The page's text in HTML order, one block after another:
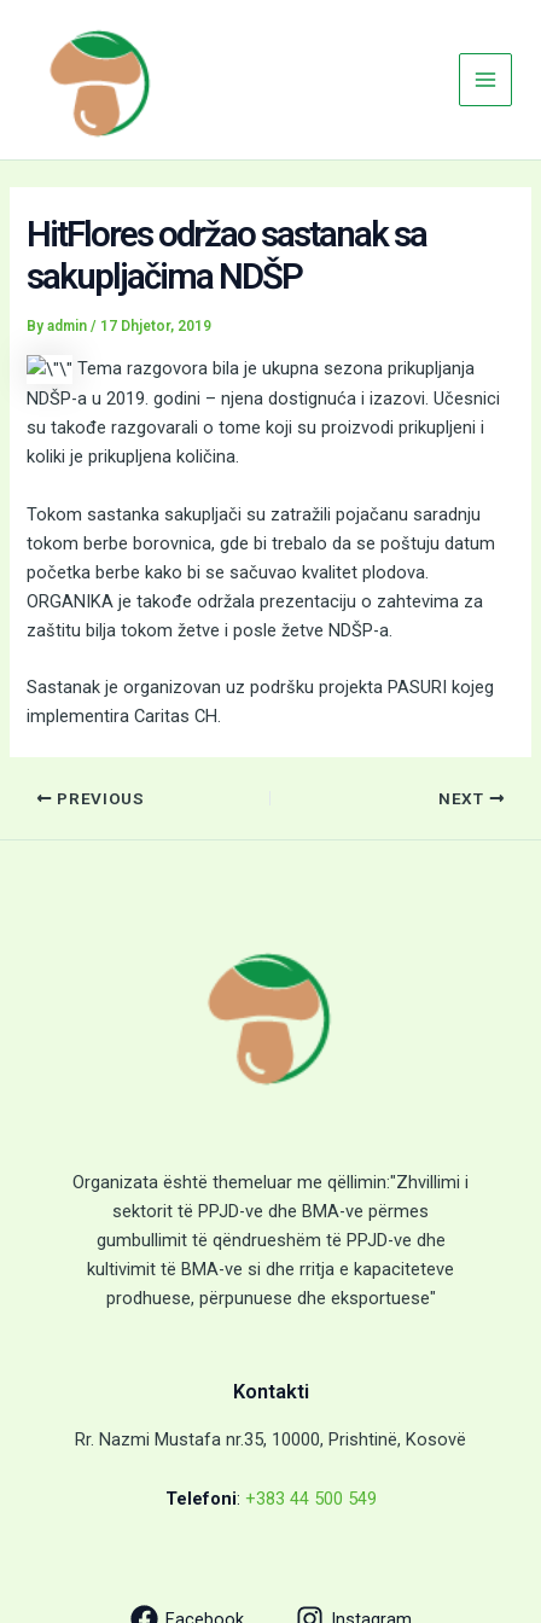
content
Menu
HitFlores održao sastanak sa
sakupljačima NDŠP
Byadmin/ 17 Dhjetor, 2019
Tema razgovora bila je ukupna sezona prikupljanja
NDŠP-a u 2019. godini – njena dostignuća i izazovi. Učesnici
su takođe razgovarali o tome koji su proizvodi prikupljeni i
koliki je prikupljena količina.
Tokom sastanka sakupljači su zatražili pojačanu saradnju
tokom berbe borovnica, gde bi trebalo da se poštuju datum
početka berbe kako bi se sačuvao kvalitet plodova.
ORGANIKA je takođe održala prezentaciju o zahtevima za
zaštitu bilja tokom žetve i posle žetve NDŠP-a.
Sastanak je organizovan uz podršku projekta PASURI kojeg
implementira Caritas CH.
PREVIOUS NEXT
Organizata është themeluar me qëllimin:"Zhvillimi i
sektorit të PPJD-ve dhe BMA-ve përmes
gumbullimit të qëndrueshëm të PPJD-ve dhe
kultivimit të BMA-ve si dhe rritja e kapaciteteve
prodhuese, përpunuese dhe eksportuese"
Kontakti
Rr. Nazmi Mustafa nr.35, 10000, Prishtinë, Kosovë
Telefoni: +383 44 500 549